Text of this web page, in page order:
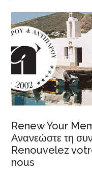
Renew Your
Ανανεώστε τη
Renouvelez
nous